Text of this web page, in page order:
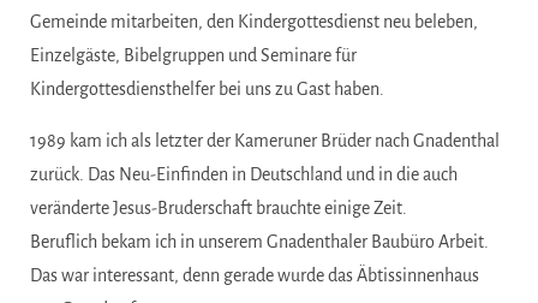
Gemeinde mitarbeiten, den Kindergottesdienst neu beleben,
Einzelgäste, Bibelgruppen und Seminare für
Kindergottesdiensthelfer bei uns zu Gast haben.
1989 kam ich als letzter der Kameruner Brüder nach Gnadenthal
zurück. Das Neu-Einfinden in Deutschland und in die auch
veränderte Jesus-Bruderschaft brauchte einige Zeit.
Beruflich bekam ich in unserem Gnadenthaler Baubüro Arbeit.
Das war interessant, denn gerade wurde das Äbtissinnenhaus